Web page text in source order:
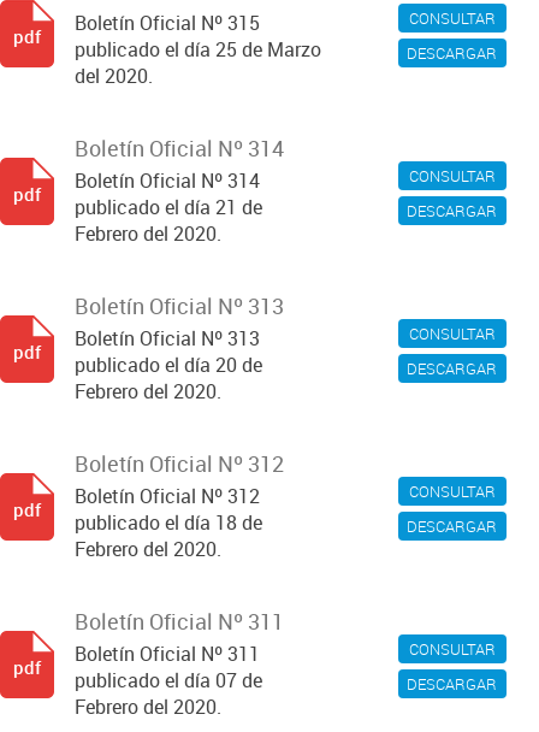
CONSULTAR
DESCARGAR
Boletín Oficial Nº 315
publicado el día 25 de Marzo
del 2020.
pdf
CONSULTAR
DESCARGAR
Boletín Oficial Nº 314
Boletín Oficial Nº 314
publicado el día 21 de
Febrero del 2020.
pdf
CONSULTAR
DESCARGAR
Boletín Oficial Nº 313
Boletín Oficial Nº 313
publicado el día 20 de
Febrero del 2020.
pdf
CONSULTAR
DESCARGAR
Boletín Oficial Nº 312
Boletín Oficial Nº 312
publicado el día 18 de
Febrero del 2020.
pdf
CONSULTAR
DESCARGAR
Boletín Oficial Nº 311
Boletín Oficial Nº 311
publicado el día 07 de
Febrero del 2020.
pdf